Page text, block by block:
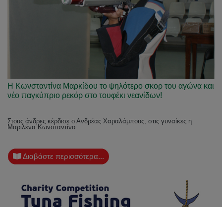
Η Κωνσταντίνα Μαρκίδου το ψηλότερο σκορ του αγώνα και
νέο παγκύπριο ρεκόρ στο τουφέκι νεανίδων!
Στους άνδρες κέρδισε ο Ανδρέας Χαραλάμπους, στις γυναίκες η
Μαριλένα Κωνσταντίνο...
Διαβάστε περισσότερα...